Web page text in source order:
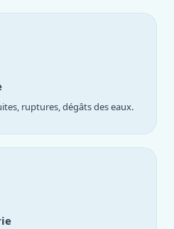
ruptures, dégâts des eaux.